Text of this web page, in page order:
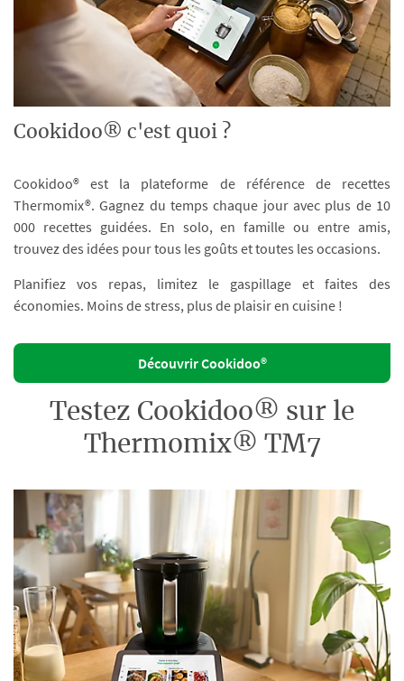
Cookidoo® c'est quoi ?
Cookidoo® est la plateforme de référence de recettes
Thermomix®. Gagnez du temps chaque jour avec plus de 10
000 recettes guidées. En solo, en famille ou entre amis,
trouvez des idées pour tous les goûts et toutes les occasions.
Planifiez vos repas, limitez le gaspillage et faites des
économies. Moins de stress, plus de plaisir en cuisine !
Découvrir Cookidoo®
Testez Cookidoo® sur le
Thermomix® TM7